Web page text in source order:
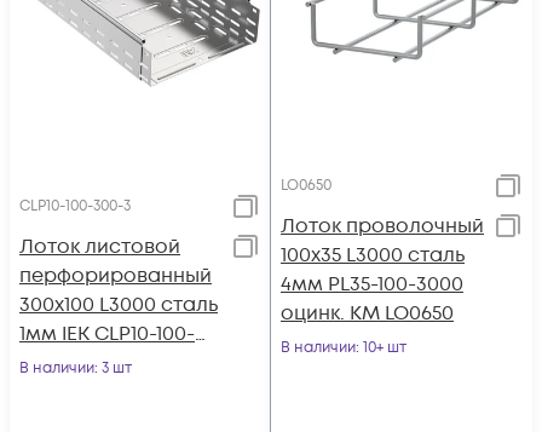
CLP10-100-300-3
Лоток листовой
перфорированный
300х100 L3000 сталь
1мм IEK CLP10-100-
300-3
В наличии: 3 шт
LO0650
Лоток проволочный
100х35 L3000 сталь
4мм PL35-100-3000
оцинк. КМ LO0650
В наличии: 10+ шт